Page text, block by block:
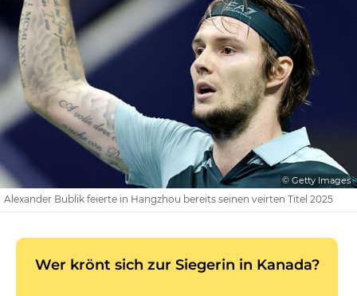
© Getty Images
Alexander Bublik feierte in Hangzhou bereits seinen veirten Titel 2025